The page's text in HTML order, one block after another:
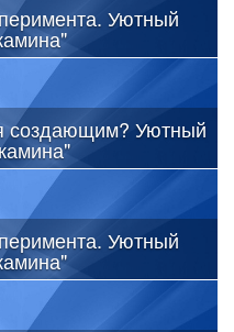
Уютный
создающим? Уютный
Уютный